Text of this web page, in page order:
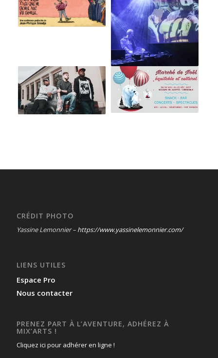
CRÉDIT PHOTO
Yassine Lemonnier – https://www.yassinelemonnier.com/
LIENS UTILES
Espace Pro
Nous contacter
PRENEZ PART À L’AVENTURE, ADHÉREZ À
MIX’ARTS !
Cliquez ici pour adhérer en ligne !